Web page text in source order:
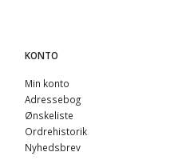
KONTO
Min konto
Adressebog
Ønskeliste
Ordrehistorik
Nyhedsbrev